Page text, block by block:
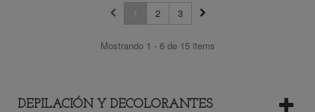
1 2 3
Mostrando 1 - 6 de 15 items
DEPILACIÓN Y DECOLORANTES